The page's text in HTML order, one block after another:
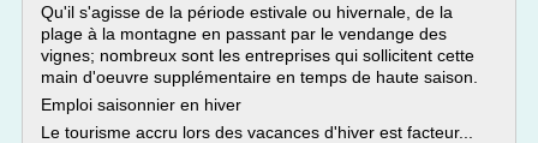
Qu'il s'agisse de la période estivale ou hivernale, de la
plage à la montagne en passant par le vendange des
vignes; nombreux sont les entreprises qui sollicitent cette
main d'oeuvre supplémentaire en temps de haute saison.
Emploi saisonnier en hiver
Le tourisme accru lors des vacances d'hiver est facteur...